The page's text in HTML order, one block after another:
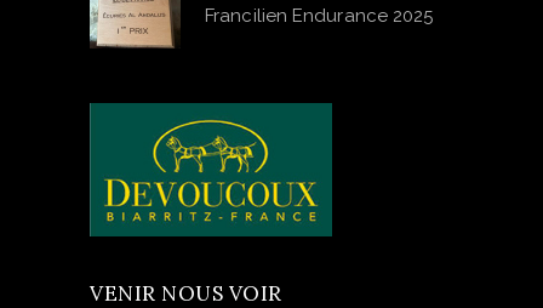
Francilien Endurance 2025
VENIR NOUS VOIR